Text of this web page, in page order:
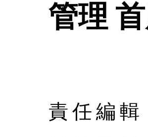
管理
責任編輯